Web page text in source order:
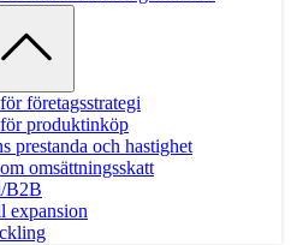
företagsstrategi
produktinköp
prestanda och hastighet
omsättningsskatt
B2B
expansion